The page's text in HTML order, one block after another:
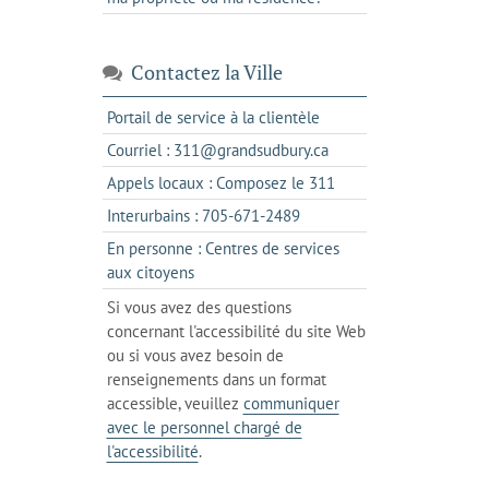
Contactez la Ville
Portail de service à la clientèles'ouvre
dans
un
nouvel
Courriel : 311@grandsudbury.cas'ouvre
dans
votre
de
Appels locaux : Composez le 311
dans
un
client
téléphone
Interurbains : 705-671-2489s'ouvre
dans
client
votre
En personne : Centres de services
aux citoyenss'ouvre
dans
l'onglet
actuel
Si vous avez des questions
concernant l'accessibilité du site Web
ou si vous avez besoin de
renseignements dans un format
accessible, veuillez communiquer
avec le personnel chargé de
l'accessibilité.